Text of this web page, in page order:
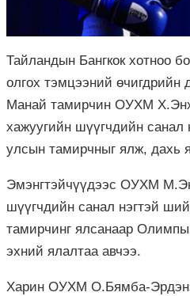
Тайландын Бангкок хотноо
олгох тэмцээний өчигдрийн
Манай тамирчин ОУХМ
хажуугийн шүүгчдийн
улсын тамирчныг ялж, дахь
Эмэнгтэйчүүдээс ОУХМ
шүүгчдийн санал нэгтэй
тамирчинг ялсанаар
эхний ялалтаа авчээ.
Харин ОУХМ О.Бямба-